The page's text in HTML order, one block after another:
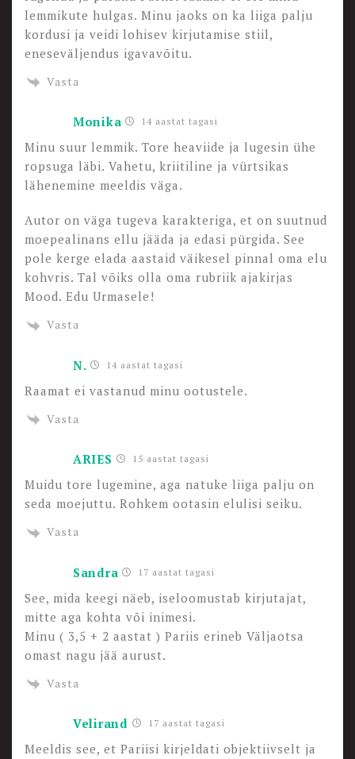
lemmikute hulgas. Minu jaoks on ka liiga palju
kordusi ja veidi lohisev kirjutamise stiil,
eneseväljendus igavavõitu.
Vasta
Monika 14 aastat tagasi
Minu suur lemmik. Tore heaviide ja lugesin ühe
ropsuga läbi. Vahetu, kriitiline ja vürtsikas
lähenemine meeldis väga.
Autor on väga tugeva karakteriga, et on suutnud
moepealinans ellu jääda ja edasi pürgida. See
pole kerge elada aastaid väikesel pinnal oma elu
kohvris. Tal võiks olla oma rubriik ajakirjas
Mood. Edu Urmasele!
Vasta
N. 14 aastat tagasi
Raamat ei vastanud minu ootustele.
Vasta
ARIES 15 aastat tagasi
Muidu tore lugemine, aga natuke liiga palju on
seda moejuttu. Rohkem ootasin elulisi seiku.
Vasta
Sandra 17 aastat tagasi
See, mida keegi näeb, iseloomustab kirjutajat,
mitte aga kohta või inimesi.
Minu ( 3,5 + 2 aastat ) Pariis erineb Väljaotsa
omast nagu jää aurust.
Vasta
Velirand 17 aastat tagasi
Meeldis see, et Pariisi kirjeldati objektiivselt ja